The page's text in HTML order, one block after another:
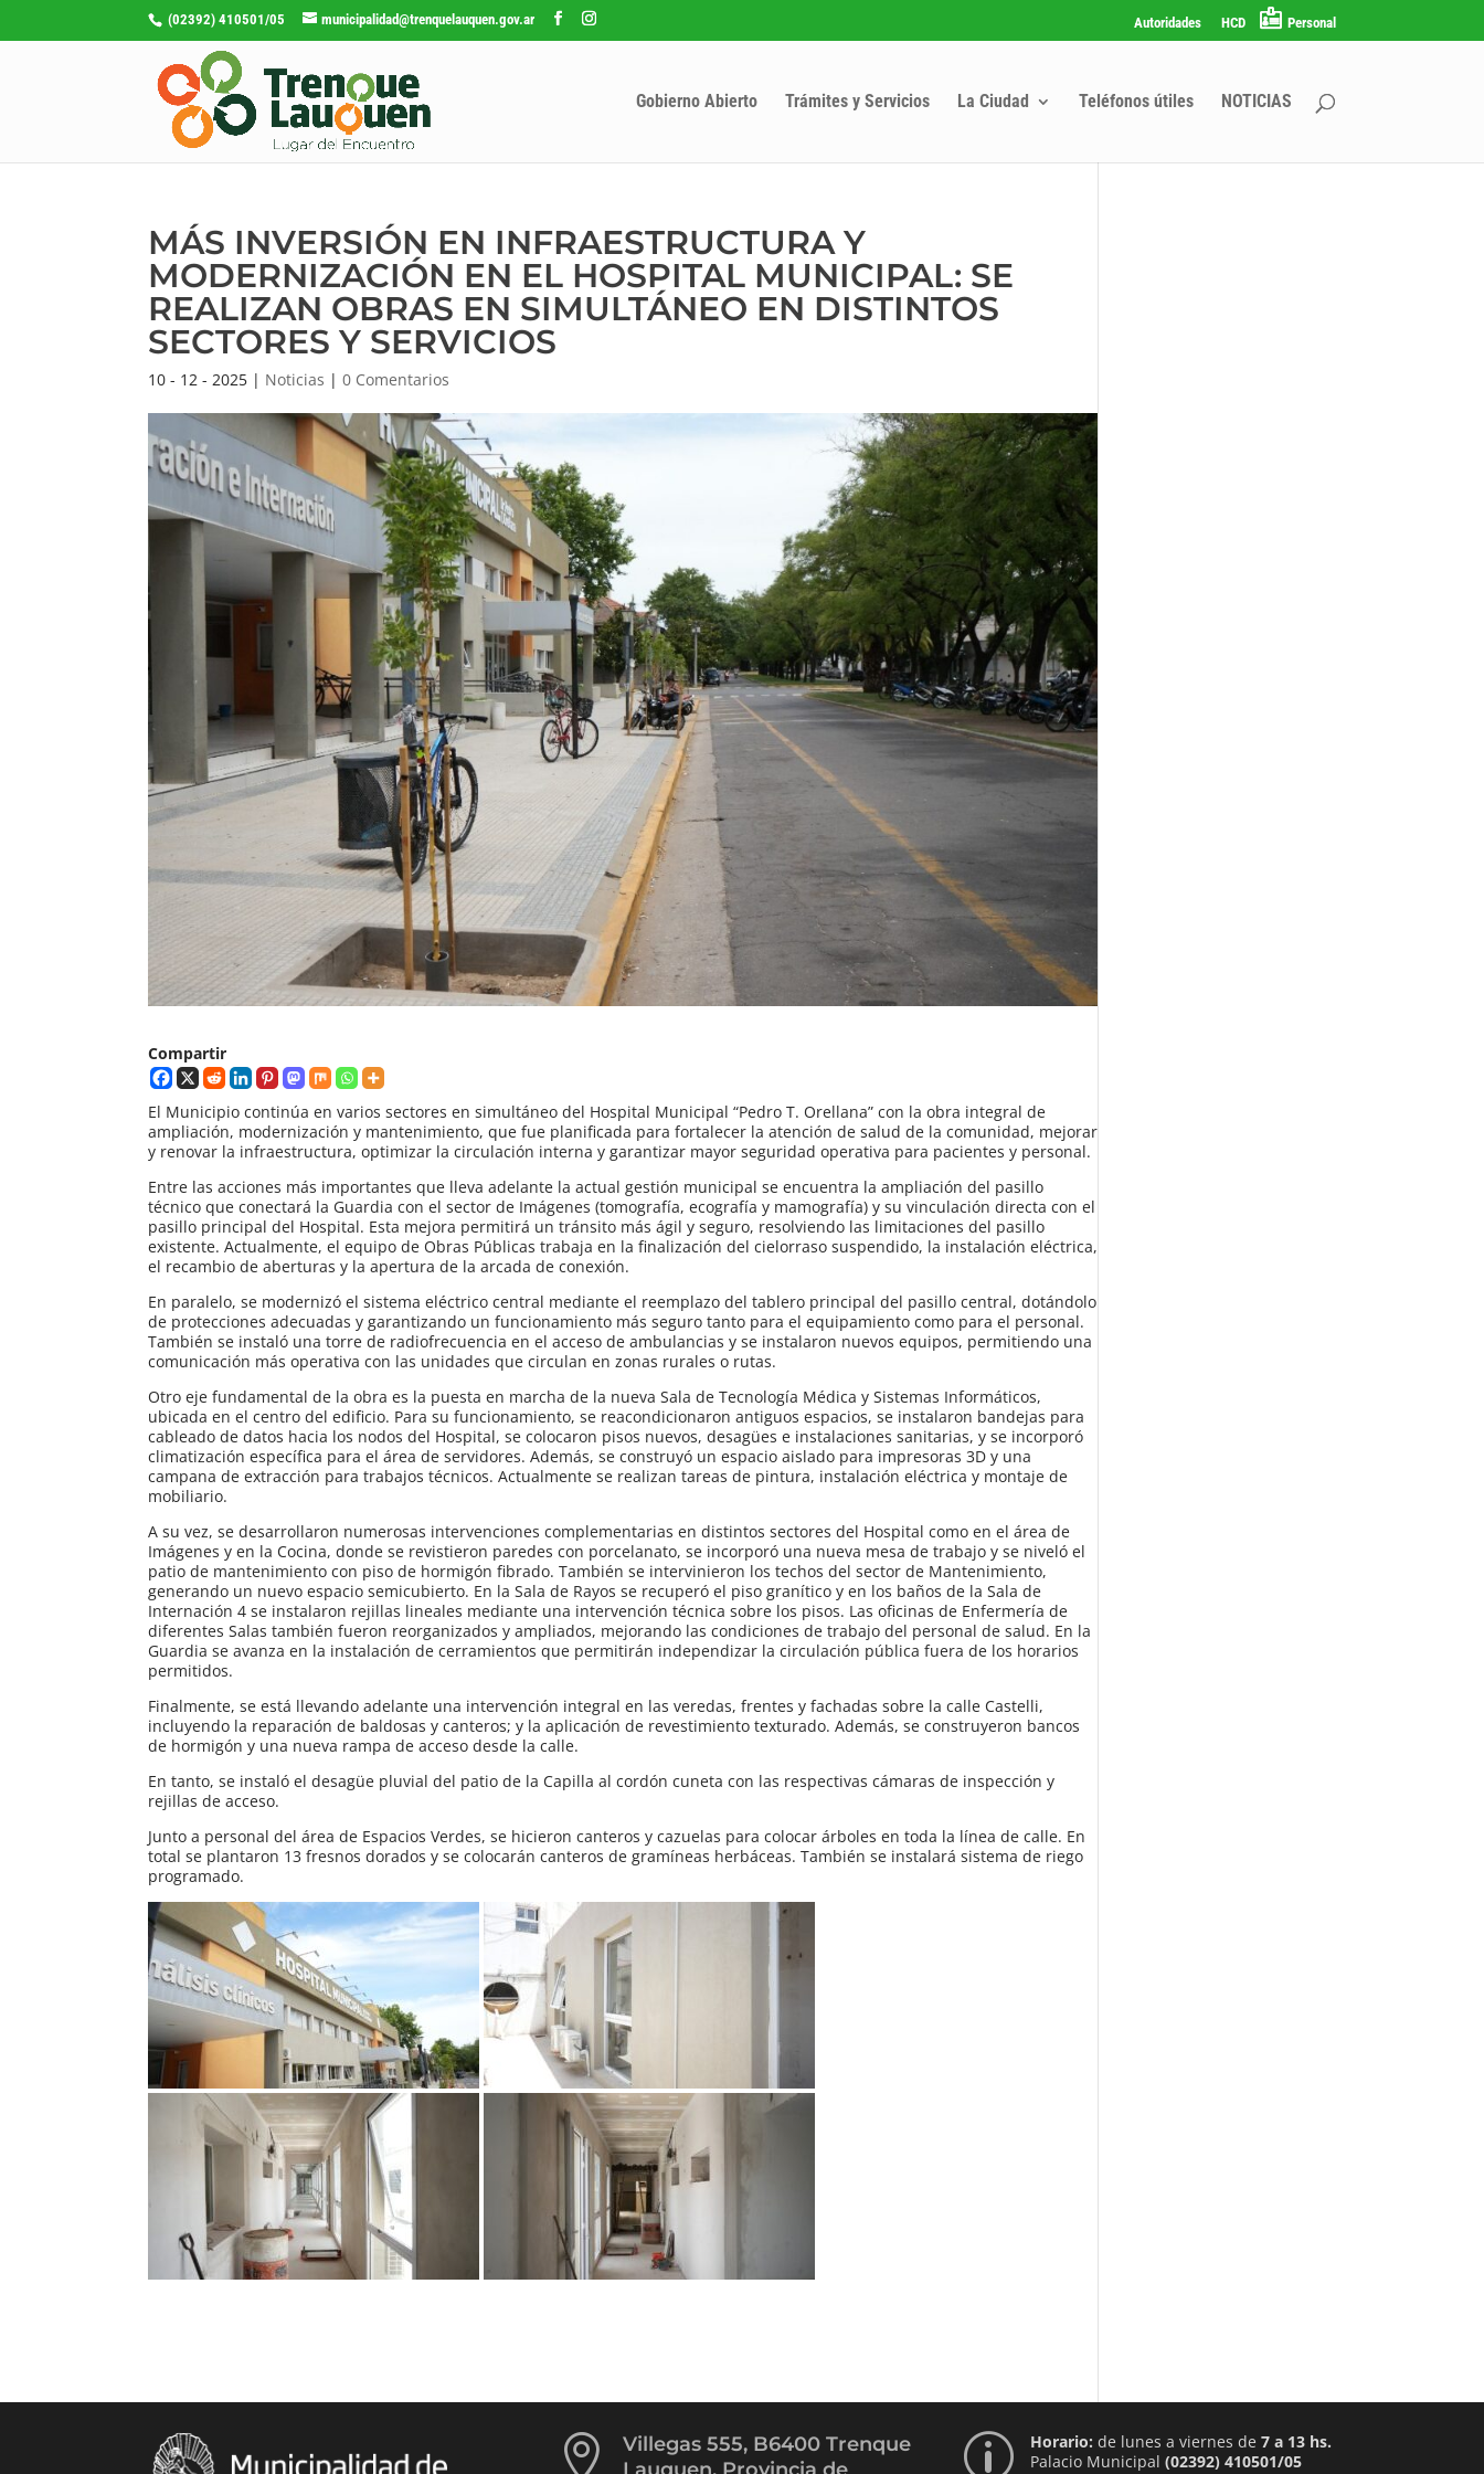
(02392) 410501/05 municipalidad@trenquelauquen.gov.ar Autoridades HCD Personal
Gobierno Abierto Trámites y Servicios La Ciudad Teléfonos útiles NOTICIAS
MÁS INVERSIÓN EN INFRAESTRUCTURA Y
MODERNIZACIÓN EN EL HOSPITAL MUNICIPAL: SE
REALIZAN OBRAS EN SIMULTÁNEO EN DISTINTOS
SECTORES Y SERVICIOS
10 - 12 - 2025 | Noticias |0 Comentarios
Compartir
El Municipio continúa en varios sectores en simultáneo del Hospital Municipal “Pedro T. Orellana” con la obra integral de
ampliación, modernización y mantenimiento, que fue planificada para fortalecer la atención de salud de la comunidad, mejorar
y renovar la infraestructura, optimizar la circulación interna y garantizar mayor seguridad operativa para pacientes y personal.
Entre las acciones más importantes que lleva adelante la actual gestión municipal se encuentra la ampliación del pasillo
técnico que conectará la Guardia con el sector de Imágenes (tomografía, ecografía y mamografía) y su vinculación directa con el
pasillo principal del Hospital. Esta mejora permitirá un tránsito más ágil y seguro, resolviendo las limitaciones del pasillo
existente. Actualmente, el equipo de Obras Públicas trabaja en la finalización del cielorraso suspendido, la instalación eléctrica,
el recambio de aberturas y la apertura de la arcada de conexión.
En paralelo, se modernizó el sistema eléctrico central mediante el reemplazo del tablero principal del pasillo central, dotándolo
de protecciones adecuadas y garantizando un funcionamiento más seguro tanto para el equipamiento como para el personal.
También se instaló una torre de radiofrecuencia en el acceso de ambulancias y se instalaron nuevos equipos, permitiendo una
comunicación más operativa con las unidades que circulan en zonas rurales o rutas.
Otro eje fundamental de la obra es la puesta en marcha de la nueva Sala de Tecnología Médica y Sistemas Informáticos,
ubicada en el centro del edificio. Para su funcionamiento, se reacondicionaron antiguos espacios, se instalaron bandejas para
cableado de datos hacia los nodos del Hospital, se colocaron pisos nuevos, desagües e instalaciones sanitarias, y se incorporó
climatización específica para el área de servidores. Además, se construyó un espacio aislado para impresoras 3D y una
campana de extracción para trabajos técnicos. Actualmente se realizan tareas de pintura, instalación eléctrica y montaje de
mobiliario.
A su vez, se desarrollaron numerosas intervenciones complementarias en distintos sectores del Hospital como en el área de
Imágenes y en la Cocina, donde se revistieron paredes con porcelanato, se incorporó una nueva mesa de trabajo y se niveló el
patio de mantenimiento con piso de hormigón fibrado. También se intervinieron los techos del sector de Mantenimiento,
generando un nuevo espacio semicubierto. En la Sala de Rayos se recuperó el piso granítico y en los baños de la Sala de
Internación 4 se instalaron rejillas lineales mediante una intervención técnica sobre los pisos. Las oficinas de Enfermería de
diferentes Salas también fueron reorganizados y ampliados, mejorando las condiciones de trabajo del personal de salud. En la
Guardia se avanza en la instalación de cerramientos que permitirán independizar la circulación pública fuera de los horarios
permitidos.
Finalmente, se está llevando adelante una intervención integral en las veredas, frentes y fachadas sobre la calle Castelli,
incluyendo la reparación de baldosas y canteros; y la aplicación de revestimiento texturado. Además, se construyeron bancos
de hormigón y una nueva rampa de acceso desde la calle.
En tanto, se instaló el desagüe pluvial del patio de la Capilla al cordón cuneta con las respectivas cámaras de inspección y
rejillas de acceso.
Junto a personal del área de Espacios Verdes, se hicieron canteros y cazuelas para colocar árboles en toda la línea de calle. En
total se plantaron 13 fresnos dorados y se colocarán canteros de gramíneas herbáceas. También se instalará sistema de riego
programado.

Villegas 555, B6400 Trenque
p Horario: de lunes a viernes de 7 a 13 hs.
Palacio Municipal (02392) 410501/05